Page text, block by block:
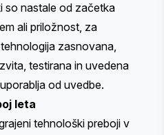
so nastale od začetka
ali priložnost, za
zasnovana,
testirana in uvedena
od uvedbe.
leta
tehnološki preboji v